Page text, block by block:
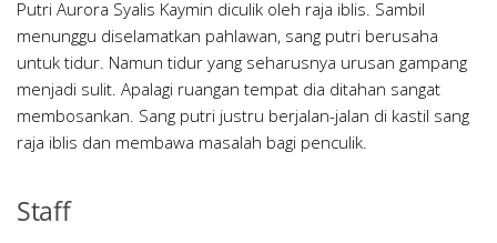
Putri Aurora Syalis Kaymin diculik oleh raja iblis. Sambil
menunggu diselamatkan pahlawan, sang putri berusaha
untuk tidur. Namun tidur yang seharusnya urusan gampang
menjadi sulit. Apalagi ruangan tempat dia ditahan sangat
membosankan. Sang putri justru berjalan-jalan di kastil sang
raja iblis dan membawa masalah bagi penculik.
Staff